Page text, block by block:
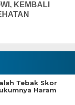
KEMBALI
Tebak Skor
Haram